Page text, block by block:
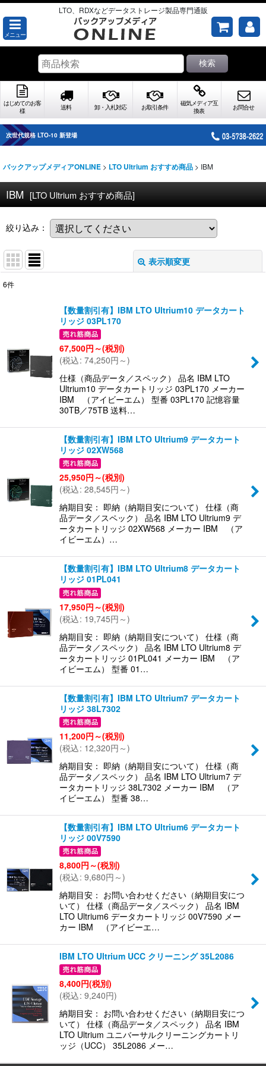
LTO、RDXなどデータストレージ製品専門通販
メニュー
検索
はじめてのお客
様
送料 卸・入札対応 お取引条件
磁気メディア互
換表
お問合せ
次世代規格 LTO-10 新登場
バックアップメディアONLINE > LTO Ultrium おすすめ商品 > IBM
IBM [LTO Ultrium おすすめ商品]
絞り込み：
表示順変更
絞り込む
6件
【数量割引有】IBM LTO Ultrium10 データカート
リッジ 03PL170
67,500円 ～(税別)
(税込: 74,250円 ～)
仕様（商品データ／スペック） 品名 IBM LTO
Ultrium10 データカートリッジ 03PL170 メーカー
IBM （アイビーエム） 型番 03PL170 記憶容量
30TB／75TB 送料…
【数量割引有】IBM LTO Ultrium9 データカート
リッジ 02XW568
25,950円 ～(税別)
(税込: 28,545円 ～)
納期目安： 即納（納期目安について） 仕様（商
品データ／スペック） 品名 IBM LTO Ultrium9 デ
ータカートリッジ 02XW568 メーカー IBM （ア
イビーエム）…
【数量割引有】IBM LTO Ultrium8 データカート
リッジ 01PL041
17,950円 ～(税別)
(税込: 19,745円 ～)
納期目安： 即納（納期目安について） 仕様（商
品データ／スペック） 品名 IBM LTO Ultrium8 デ
ータカートリッジ 01PL041 メーカー IBM （ア
イビーエム） 型番 01…
【数量割引有】IBM LTO Ultrium7 データカート
リッジ 38L7302
11,200円 ～(税別)
(税込: 12,320円 ～)
納期目安： 即納（納期目安について） 仕様（商
品データ／スペック） 品名 IBM LTO Ultrium7 デ
ータカートリッジ 38L7302 メーカー IBM （ア
イビーエム） 型番 38…
【数量割引有】IBM LTO Ultrium6 データカート
リッジ 00V7590
8,800円 ～(税別)
(税込: 9,680円 ～)
納期目安： お問い合わせください（納期目安につ
いて） 仕様（商品データ／スペック） 品名 IBM
LTO Ultrium6 データカートリッジ 00V7590 メー
カー IBM （アイビーエ…
IBM LTO Ultrium UCC クリーニング 35L2086
8,400円(税別)
(税込: 9,240円)
納期目安： お問い合わせください（納期目安につ
いて） 仕様（商品データ／スペック） 品名 IBM
LTO Ultrium ユニバーサルクリーニングカートリ
ッジ（UCC） 35L2086 メー…